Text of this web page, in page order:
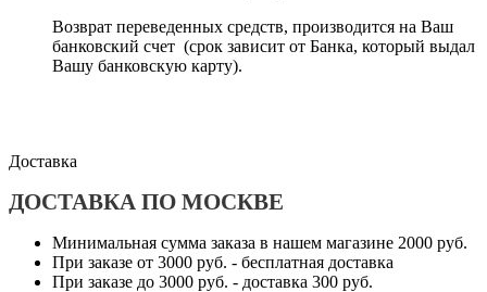
Возврат переведенных средств, производится на Ваш
банковский счет (срок зависит от Банка, который выдал
Вашу банковскую карту).
Доставка
ДОСТАВКА ПО МОСКВЕ
Минимальная сумма заказа в нашем магазине 2000 руб.
При заказе от 3000 руб. - бесплатная доставка
При заказе до 3000 руб. - доставка 300 руб.